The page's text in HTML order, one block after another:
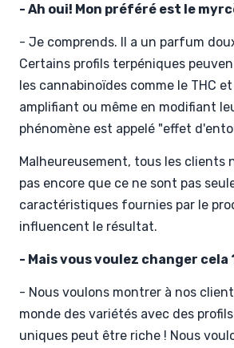
- Ah oui! Mon préféré est le
- Je comprends. Il a un parfum
Certains profils terpéniques
les cannabinoïdes comme le THC et
amplifiant ou même en modifiant
phénomène est appelé "effet
Malheureusement, tous les clients
pas encore que ce ne sont pas
caractéristiques fournies par le
influencent le résultat.
- Mais vous voulez changer cela
- Nous voulons montrer à nos
monde des variétés avec des
uniques peut être riche ! Nous